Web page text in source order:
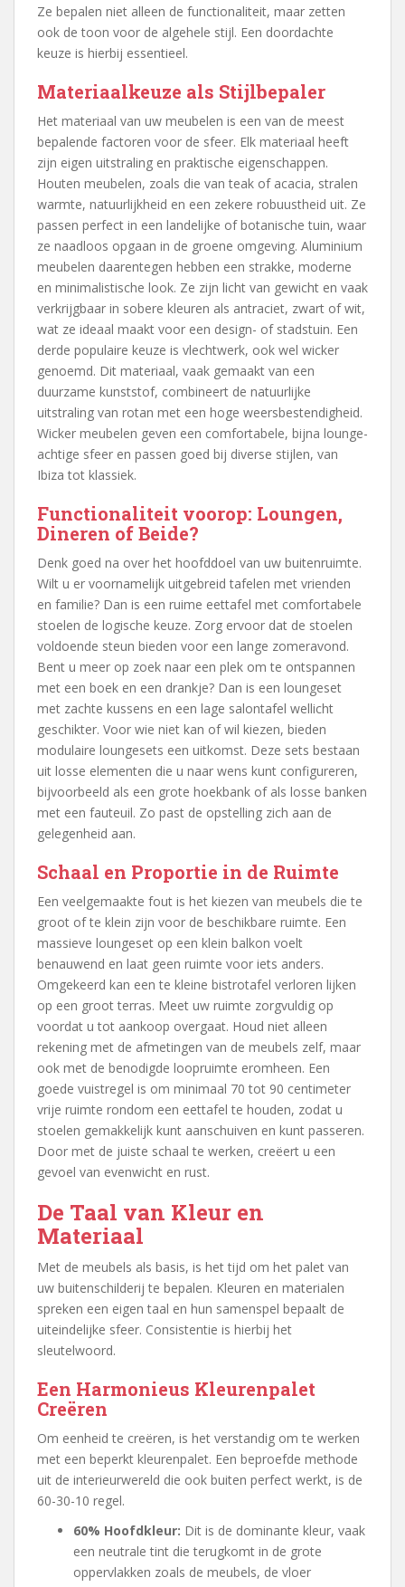
Ze bepalen niet alleen de functionaliteit, maar zetten
ook de toon voor de algehele stijl. Een doordachte
keuze is hierbij essentieel.
Materiaalkeuze als Stijlbepaler
Het materiaal van uw meubelen is een van de meest
bepalende factoren voor de sfeer. Elk materiaal heeft
zijn eigen uitstraling en praktische eigenschappen.
Houten meubelen, zoals die van teak of acacia, stralen
warmte, natuurlijkheid en een zekere robuustheid uit. Ze
passen perfect in een landelijke of botanische tuin, waar
ze naadloos opgaan in de groene omgeving. Aluminium
meubelen daarentegen hebben een strakke, moderne
en minimalistische look. Ze zijn licht van gewicht en vaak
verkrijgbaar in sobere kleuren als antraciet, zwart of wit,
wat ze ideaal maakt voor een design- of stadstuin. Een
derde populaire keuze is vlechtwerk, ook wel wicker
genoemd. Dit materiaal, vaak gemaakt van een
duurzame kunststof, combineert de natuurlijke
uitstraling van rotan met een hoge weersbestendigheid.
Wicker meubelen geven een comfortabele, bijna lounge-
achtige sfeer en passen goed bij diverse stijlen, van
Ibiza tot klassiek.
Functionaliteit voorop: Loungen,
Dineren of Beide?
Denk goed na over het hoofddoel van uw buitenruimte.
Wilt u er voornamelijk uitgebreid tafelen met vrienden
en familie? Dan is een ruime eettafel met comfortabele
stoelen de logische keuze. Zorg ervoor dat de stoelen
voldoende steun bieden voor een lange zomeravond.
Bent u meer op zoek naar een plek om te ontspannen
met een boek en een drankje? Dan is een loungeset
met zachte kussens en een lage salontafel wellicht
geschikter. Voor wie niet kan of wil kiezen, bieden
modulaire loungesets een uitkomst. Deze sets bestaan
uit losse elementen die u naar wens kunt configureren,
bijvoorbeeld als een grote hoekbank of als losse banken
met een fauteuil. Zo past de opstelling zich aan de
gelegenheid aan.
Schaal en Proportie in de Ruimte
Een veelgemaakte fout is het kiezen van meubels die te
groot of te klein zijn voor de beschikbare ruimte. Een
massieve loungeset op een klein balkon voelt
benauwend en laat geen ruimte voor iets anders.
Omgekeerd kan een te kleine bistrotafel verloren lijken
op een groot terras. Meet uw ruimte zorgvuldig op
voordat u tot aankoop overgaat. Houd niet alleen
rekening met de afmetingen van de meubels zelf, maar
ook met de benodigde loopruimte eromheen. Een
goede vuistregel is om minimaal 70 tot 90 centimeter
vrije ruimte rondom een eettafel te houden, zodat u
stoelen gemakkelijk kunt aanschuiven en kunt passeren.
Door met de juiste schaal te werken, creëert u een
gevoel van evenwicht en rust.
De Taal van Kleur en
Materiaal
Met de meubels als basis, is het tijd om het palet van
uw buitenschilderij te bepalen. Kleuren en materialen
spreken een eigen taal en hun samenspel bepaalt de
uiteindelijke sfeer. Consistentie is hierbij het
sleutelwoord.
Een Harmonieus Kleurenpalet
Creëren
Om eenheid te creëren, is het verstandig om te werken
met een beperkt kleurenpalet. Een beproefde methode
uit de interieurwereld die ook buiten perfect werkt, is de
60-30-10 regel.
60% Hoofdkleur: Dit is de dominante kleur, vaak
een neutrale tint die terugkomt in de grote
oppervlakken zoals de meubels, de vloer